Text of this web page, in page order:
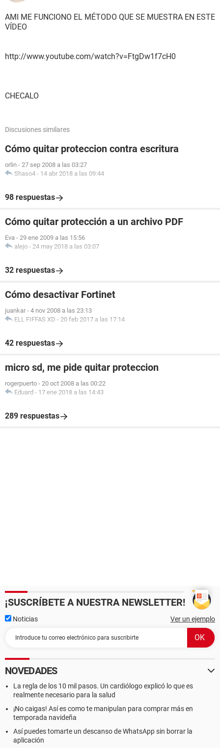
AMI ME FUNCIONO EL MÉTODO QUE SE MUESTRA EN ESTE
VÍDEO
http://www.youtube.com/watch?v=FtgDw1f7cH0
CHECALO
Discusiones similares
Cómo quitar proteccion contra escritura
orlin - 27 sep 2008 a las 03:27
Shaso4 - 14 abr 2018 a las 09:44
98 respuestas
Cómo quitar protección a un archivo PDF
Eva - 29 ene 2009 a las 15:56
alejo - 24 may 2018 a las 03:07
32 respuestas
Cómo desactivar Fortinet
juankar - 4 nov 2008 a las 23:13
ELL FIFFAS XD - 20 feb 2017 a las 17:14
42 respuestas
micro sd, me pide quitar proteccion
rogerpuerto - 20 oct 2008 a las 00:22
Eduard - 17 ene 2018 a las 14:43
289 respuestas
¡SUSCRÍBETE A NUESTRA NEWSLETTER!
Noticias Ver un ejemplo
NOVEDADES
La regla de los 10 mil pasos. Un cardiólogo explicó lo que es
realmente necesario para la salud
¡No caigas! Así es como te manipulan para comprar más en
temporada navideña
Así puedes tomarte un descanso de WhatsApp sin borrar la
aplicación